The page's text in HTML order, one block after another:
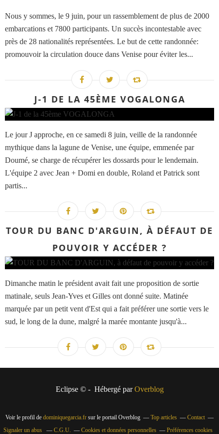
Nous y sommes, le 9 juin, pour un rassemblement de plus de 2000
embarcations et 7800 participants. Un succès incontestable avec
près de 28 nationalités représentées. Le but de cette randonnée:
promouvoir la circulation douce dans Venise pour éviter les...
J-1 DE LA 45ÈME VOGALONGA
Le jour J approche, en ce samedi 8 juin, veille de la randonnée
mythique dans la lagune de Venise, une équipe, emmenée par
Doumé, se charge de récupérer les dossards pour le lendemain.
L'équipe 2 avec Jean + Domi en double, Roland et Patrick sont
partis...
TOUR DU BANC D'ARGUIN, À DÉFAUT DE
POUVOIR Y ACCÉDER ?
Dimanche matin le président avait fait une proposition de sortie
matinale, seuls Jean-Yves et Gilles ont donné suite. Matinée
marquée par un petit vent d'Est qui a fait préférer une sortie vers le
sud, le long de la dune, malgré la marée montante jusqu'à...
Eclipse © - Hébergé parOverblog
Voir le profil de dominiquegarcia.fr sur le portail Overblog Top articles
Contact
Signaler un abus
C.G.U. Cookies et données personnelles Préférences cookies